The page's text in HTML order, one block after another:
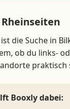
die Suche in
ob du links-
praktisch
Booxly dabei: